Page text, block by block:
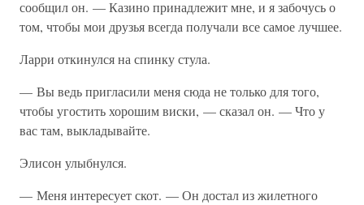
сообщил он. — Казино принадлежит мне, и я забочусь о
том, чтобы мои друзья всегда получали все самое лучшее.
Ларри откинулся на спинку стула.
— Вы ведь пригласили меня сюда не только для того,
чтобы угостить хорошим виски, — сказал он. — Что у
вас там, выкладывайте.
Элисон улыбнулся.
— Меня интересует скот. — Он достал из жилетного